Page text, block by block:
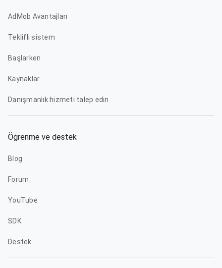
AdMob Avantajları
Teklifli sistem
Başlarken
Kaynaklar
Danışmanlık hizmeti talep edin
Öğrenme ve destek
Blog
Forum
YouTube
SDK
Destek